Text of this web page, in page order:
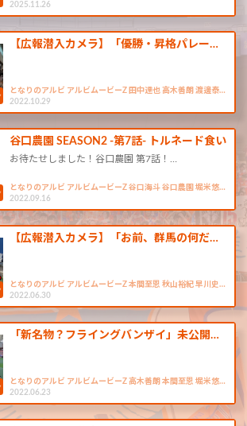
2025.11.26
【広報潜入カメラ】「優勝・昇格パレー…
となりのアルビ アルビムービーZ 田中達也 高木善朗 渡邊泰…
2022.10.29
谷口農園 SEASON2 -第7話- トルネード食い
お待たせしました！谷口農園 第7話！…
となりのアルビ アルビムービーZ 谷口海斗 谷口農園 堀米悠…
2022.09.16
【広報潜入カメラ】「お前、群馬の何だ…
となりのアルビ アルビムービーZ 本間至恩 秋山裕紀 早川史…
2022.06.30
「新名物？フライングバンザイ」未公開…
となりのアルビ アルビムービーZ 高木善朗 本間至恩 堀米悠…
2022.06.23